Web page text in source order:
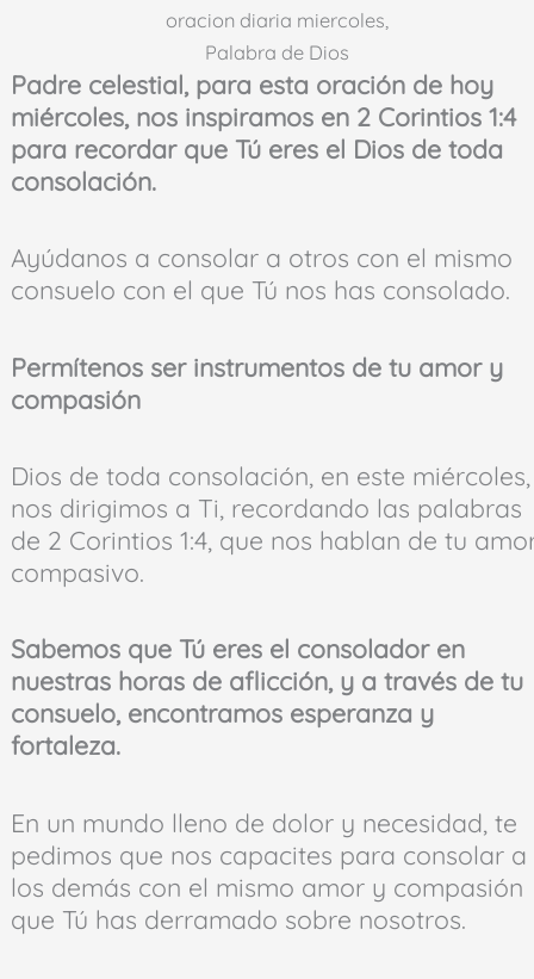
oracion diaria miercoles,
Palabra de Dios
Padre celestial, para esta oración de hoy
miércoles, nos inspiramos en 2 Corintios 1:4
para recordar que Tú eres el Dios de toda
consolación.
Ayúdanos a consolar a otros con el mismo
consuelo con el que Tú nos has consolado.
Permítenos ser instrumentos de tu amor y
compasión
Dios de toda consolación, en este miércoles,
nos dirigimos a Ti, recordando las palabras
de 2 Corintios 1:4, que nos hablan de tu
compasivo.
Sabemos que Tú eres el consolador en
nuestras horas de aflicción, y a través de tu
consuelo, encontramos esperanza y
fortaleza.
En un mundo lleno de dolor y necesidad, te
pedimos que nos capacites para consolar a
los demás con el mismo amor y compasión
que Tú has derramado sobre nosotros.